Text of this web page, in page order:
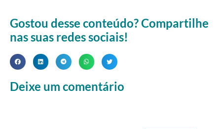
Gostou desse conteúdo? Compartilhe
nas suas redes sociais!
Deixe um comentário